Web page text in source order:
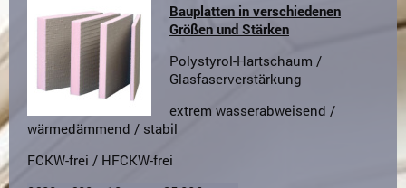
Bauplatten in verschiedenen
Größen und Stärken
Polystyrol-Hartschaum /
Glasfaserverstärkung
extrem wasserabweisend /
wärmedämmend / stabil
FCKW-frei / HFCKW-frei